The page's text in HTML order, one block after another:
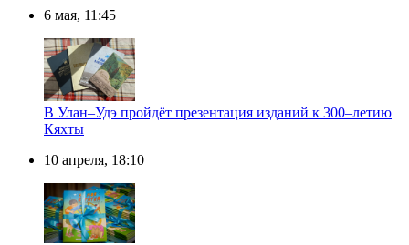
6 мая, 11:45
В Улан–Удэ пройдёт презентация изданий к 300–летию
Кяхты
10 апреля, 18:10